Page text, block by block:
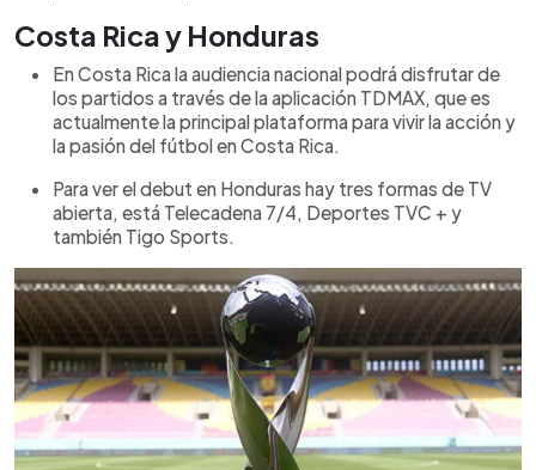
Costa Rica y Honduras
En Costa Rica la audiencia nacional podrá disfrutar de
los partidos a través de la aplicación TDMAX, que es
actualmente la principal plataforma para vivir la acción y
la pasión del fútbol en Costa Rica.
Para ver el debut en Honduras hay tres formas de TV
abierta, está Telecadena 7/4, Deportes TVC + y
también Tigo Sports.